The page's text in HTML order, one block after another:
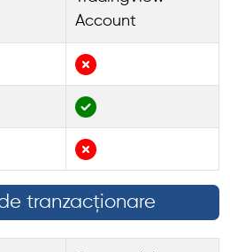
Account
tranzacționare